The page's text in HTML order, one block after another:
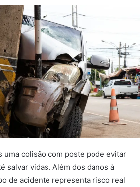
uma colisão com poste pode evitar
salvar vidas. Além dos danos à
de acidente representa risco real